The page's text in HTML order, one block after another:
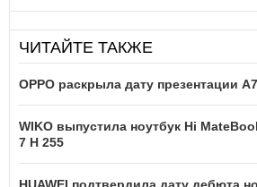
ЧИТАЙТЕ ТАКЖЕ
OPPO раскрыла дату презентации
WIKO выпустила ноутбук Hi
7 H 255